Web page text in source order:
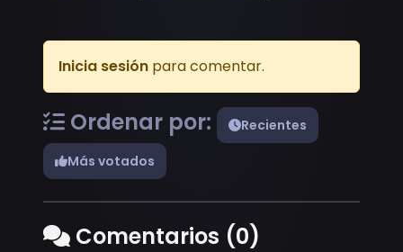
Inicia sesión para comentar.
Ordenar por:
Recientes
Más votados
Comentarios (0)